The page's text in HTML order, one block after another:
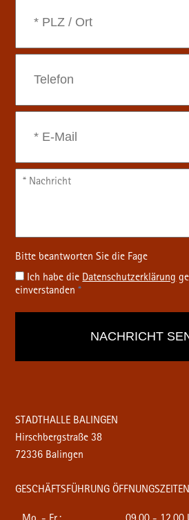
Ich habe die Datenschutz­erklärung
einverstanden*
STADTHALLE BALINGEN
Hirschbergstraße 38
72336 Balingen
GESCHÄFTSFÜHRUNG